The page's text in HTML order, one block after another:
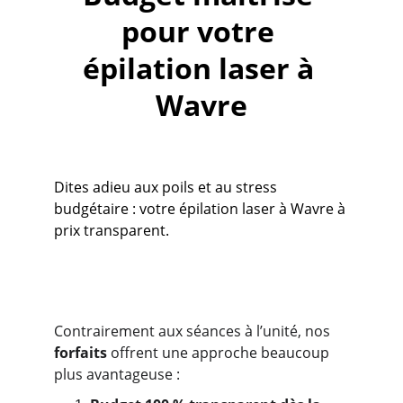
pour votre
épilation laser à
Wavre
Dites adieu aux poils et au stress
budgétaire : votre épilation laser à Wavre à
prix transparent.
Contrairement aux séances à l’unité, nos
forfaits offrent une approche beaucoup
plus avantageuse :